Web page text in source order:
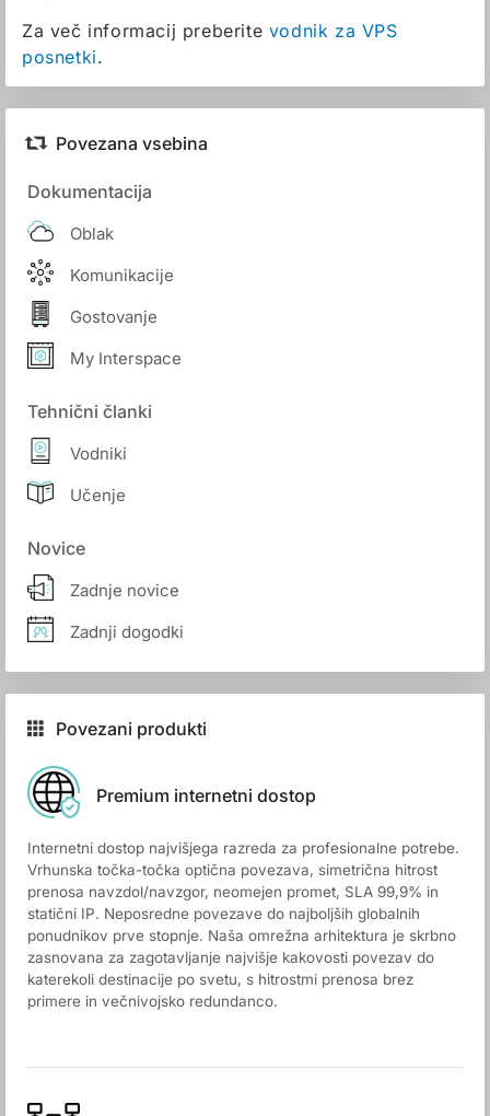
Za več informacij preberite vodnik za VPS
posnetki.
Povezana vsebina
Dokumentacija
Oblak
Komunikacije
Gostovanje
My Interspace
Tehnični članki
Vodniki
Učenje
Novice
Zadnje novice
Zadnji dogodki
Povezani produkti
Premium internetni dostop
Internetni dostop najvišjega razreda za profesionalne potrebe.
Vrhunska točka-točka optična povezava, simetrična hitrost
prenosa navzdol/navzgor, neomejen promet, SLA 99,9% in
statični IP. Neposredne povezave do najboljših globalnih
ponudnikov prve stopnje. Naša omrežna arhitektura je skrbno
zasnovana za zagotavljanje najvišje kakovosti povezav do
katerekoli destinacije po svetu, s hitrostmi prenosa brez
primere in večnivojsko redundanco.